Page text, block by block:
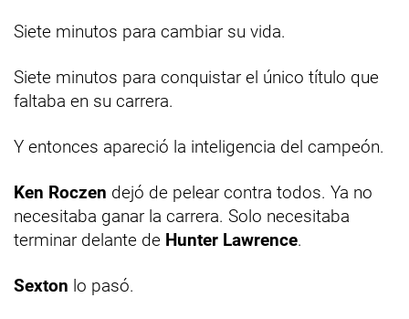
Siete minutos para cambiar su vida.
Siete minutos para conquistar el único título que
faltaba en su carrera.
Y entonces apareció la inteligencia del campeón.
Ken Roczen dejó de pelear contra todos. Ya no
necesitaba ganar la carrera. Solo necesitaba
terminar delante de Hunter Lawrence.
Sexton lo pasó.